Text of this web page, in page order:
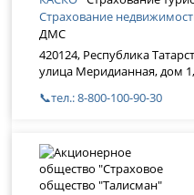
Страхование
ДМС
420124, Республика
улица Меридианная, дом
📞тел.: 8-800-100-90-30